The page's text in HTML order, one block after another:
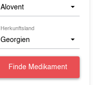
Alovent
Herkunftsland
Georgien
Finde Medikament